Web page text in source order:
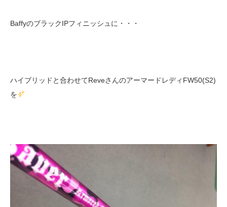
BaffyのブラックIPフィニッシュに・・・
ハイブリッドと合わせてReveさんのアーマードレディFW50(S2)
を